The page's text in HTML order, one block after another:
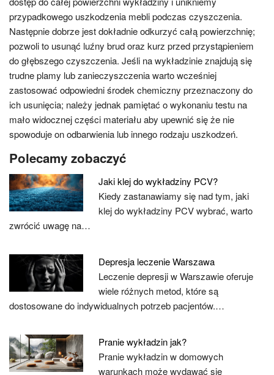
przypadkowego uszkodzenia mebli podczas czyszczenia.
Następnie dobrze jest dokładnie odkurzyć całą powierzchnię;
pozwoli to usunąć luźny brud oraz kurz przed przystąpieniem
do głębszego czyszczenia. Jeśli na wykładzinie znajdują się
trudne plamy lub zanieczyszczenia warto wcześniej
zastosować odpowiedni środek chemiczny przeznaczony do
ich usunięcia; należy jednak pamiętać o wykonaniu testu na
mało widocznej części materiału aby upewnić się że nie
spowoduje on odbarwienia lub innego rodzaju uszkodzeń.
Polecamy zobaczyć
Jaki klej do wykładziny PCV?
Kiedy zastanawiamy się nad tym, jaki
klej do wykładziny PCV wybrać, warto
zwrócić uwagę na…
Depresja leczenie Warszawa
Leczenie depresji w Warszawie oferuje
wiele różnych metod, które są
dostosowane do indywidualnych potrzeb pacjentów.…
Pranie wykładzin jak?
Pranie wykładzin w domowych
warunkach może wydawać się